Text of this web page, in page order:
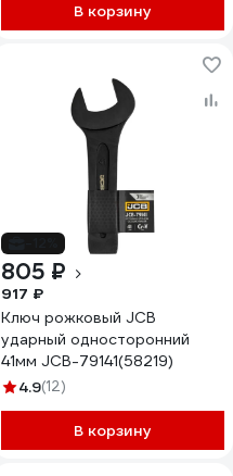
В корзину
805 ₽
917 ₽
Ключ рожковый JCB
ударный односторонний
41мм JCB-79141(58219)
4.9(12)
В корзину